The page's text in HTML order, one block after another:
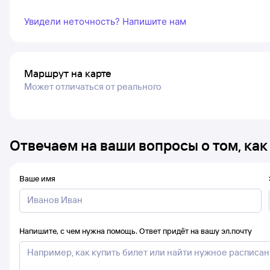
Увидели неточность? Напишите нам
Маршрут на карте
Может отличаться от реального
Отвечаем на ваши вопросы о том, как
Ваше имя
Напишите, с чем нужна помощь. Ответ придёт на вашу эл.почту